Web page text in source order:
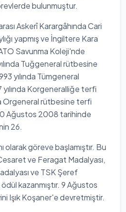
bulunmuştur.
Askerî Karargâhında Cari
yapmış ve İngiltere Kara
Savunma Koleji'nde
Tuğgeneral rütbesine
yılında Tümgeneral
yılında Korgeneralliğe terfi
Orgeneral rütbesine terfi
Ağustos 2008 tarihinde
26.
olarak göreve başlamıştır. Bu
ve Feragat Madalyası,
ve TSK Şeref
kazanmıştır. 9 Ağustos
Işık Koşaner'e devretmiştir.